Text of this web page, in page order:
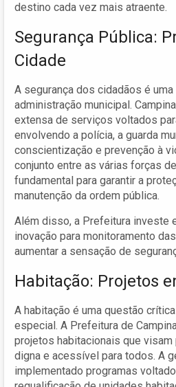
destino cada vez mais atraente.
Segurança Pública:
Cidade
A segurança dos cidadãos é
administração municipal.
extensa de serviços voltados
envolvendo a polícia, a guarda
conscientização e prevenção à
conjunto entre as várias forças
fundamental para garantir a
manutenção da ordem pública.
Além disso, a Prefeitura investe
inovação para monitoramento
aumentar a sensação de
Habitação: Projetos
A habitação é uma questão
especial. A Prefeitura de
projetos habitacionais que visam
digna e acessível para todos. A
implementado programas